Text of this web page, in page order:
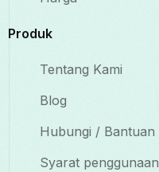
Produk
Tentang Kami
Blog
Hubungi / Bantuan
Syarat penggunaan